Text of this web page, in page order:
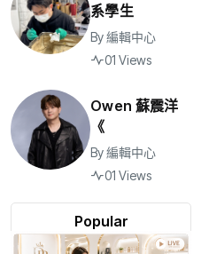
Popular
系學生
By編輯中心
01 Views
Owen 蘇震洋
《
By編輯中心
01 Views